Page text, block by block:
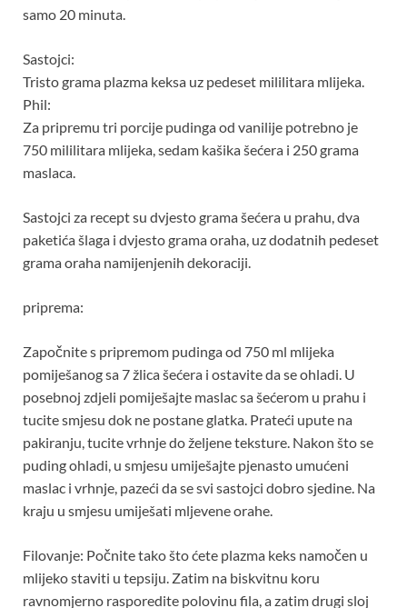
samo 20 minuta.
Sastojci:
Tristo grama plazma keksa uz pedeset mililitara mlijeka.
Phil:
Za pripremu tri porcije pudinga od vanilije potrebno je
750 mililitara mlijeka, sedam kašika šećera i 250 grama
maslaca.
Sastojci za recept su dvjesto grama šećera u prahu, dva
paketića šlaga i dvjesto grama oraha, uz dodatnih pedeset
grama oraha namijenjenih dekoraciji.
priprema:
Započnite s pripremom pudinga od 750 ml mlijeka
pomiješanog sa 7 žlica šećera i ostavite da se ohladi. U
posebnoj zdjeli pomiješajte maslac sa šećerom u prahu i
tucite smjesu dok ne postane glatka. Prateći upute na
pakiranju, tucite vrhnje do željene teksture. Nakon što se
puding ohladi, u smjesu umiješajte pjenasto umućeni
maslac i vrhnje, pazeći da se svi sastojci dobro sjedine. Na
kraju u smjesu umiješati mljevene orahe.
Filovanje: Počnite tako što ćete plazma keks namočen u
mlijeko staviti u tepsiju. Zatim na biskvitnu koru
ravnomjerno rasporedite polovinu fila, a zatim drugi sloj